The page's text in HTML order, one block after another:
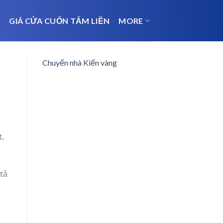
GIÁ CỬA CUỐN TẤM LIỀN MORE
Chuyển nhà Kiến vàng